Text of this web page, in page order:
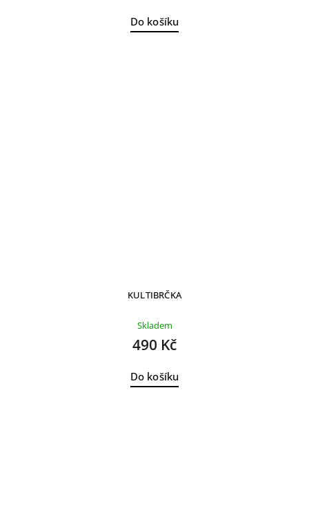
Do košíku
KULTIBRČKA
Skladem
490 Kč
Do košíku